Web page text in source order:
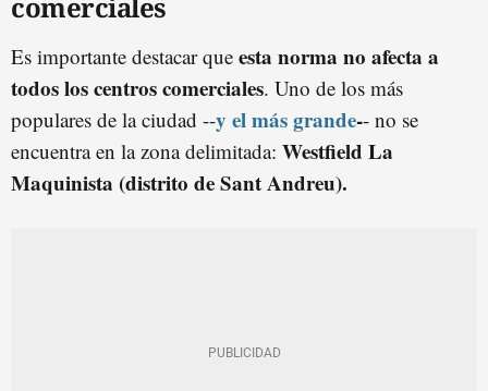
Es importante destacar que esta norma no afecta a
todos los centros comerciales. Uno de los más
populares de la ciudad --y el más grande-- no se
encuentra en la zona delimitada: Westfield La
Maquinista (distrito de Sant Andreu).